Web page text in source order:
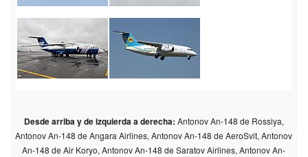
Desde arriba y de izquierda a derecha: Antonov An-148 de Rossiya,
Antonov An-148 de Angara Airlines, Antonov An-148 de AeroSvit, Antonov
An-148 de Air Koryo, Antonov An-148 de Saratov Airlines, Antonov An-